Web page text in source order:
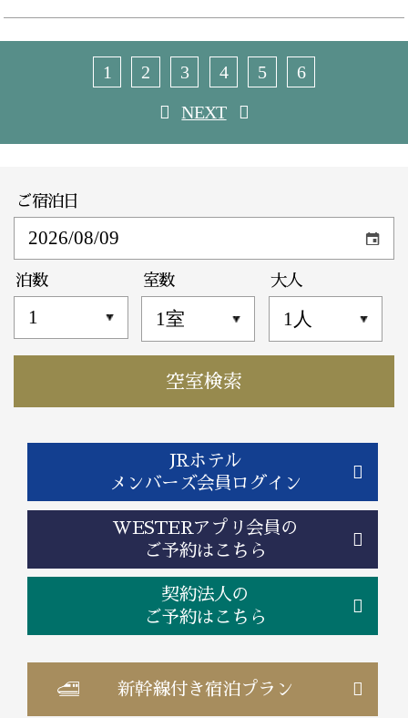
1 2 3 4 5
6
NEXT
ご宿泊日
泊数 室数 大人
JRホテル
メンバーズ会員ログイン
WESTERアプリ会員の
ご予約はこちら
契約法人の
ご予約はこちら
新幹線付き宿泊プラン